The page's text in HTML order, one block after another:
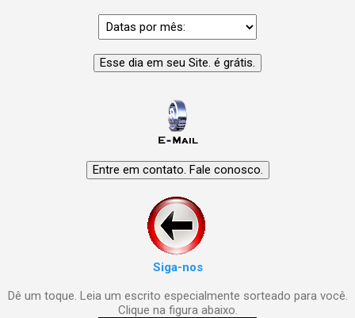
Siga-nos
Dê um toque. Leia um escrito especialmente sorteado para você.
Clique na figura abaixo.